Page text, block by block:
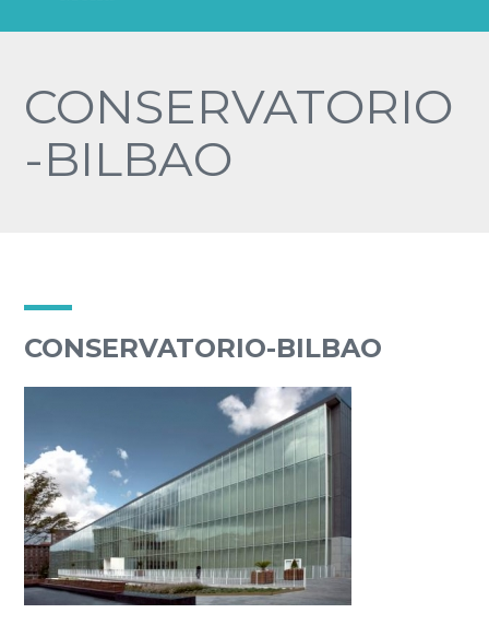
CONSERVATORIO
-BILBAO
CONSERVATORIO-BILBAO